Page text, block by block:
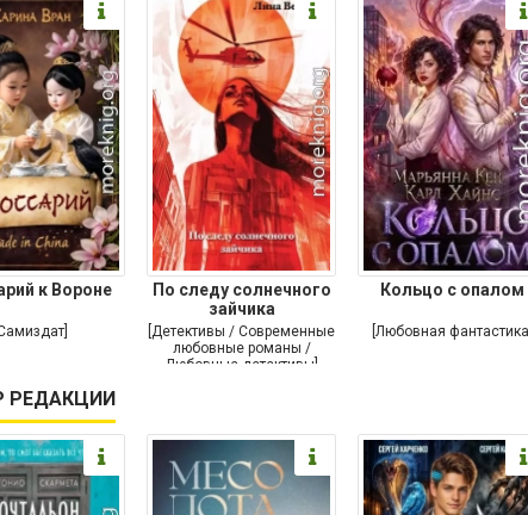
к Вороне
По следу солнечного
зайчика
[Детективы / Современные
любовные романы /
Любовные детективы]
Кольцо с опалом
[Любовная фантастика]
РЕДАКЦИИ